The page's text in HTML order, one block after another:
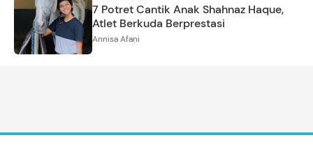
7 Potret Cantik Anak Shahnaz Haque,
Atlet Berkuda Berprestasi
Annisa Afani